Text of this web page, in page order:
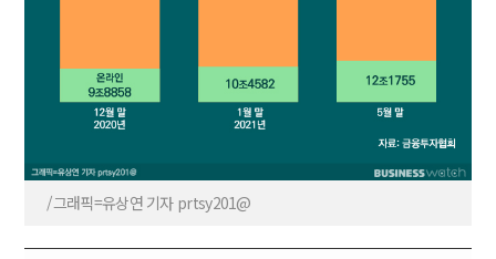
/그래픽=유상연 기자 prtsy201@